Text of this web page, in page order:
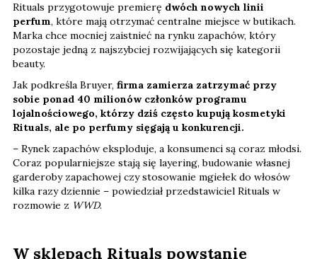
Rituals przygotowuje premierę dwóch nowych linii
perfum, które mają otrzymać centralne miejsce w butikach.
Marka chce mocniej zaistnieć na rynku zapachów, który
pozostaje jedną z najszybciej rozwijających się kategorii
beauty.
Jak podkreśla Bruyer, firma zamierza zatrzymać przy
sobie ponad 40 milionów członków programu
lojalnościowego, którzy dziś często kupują kosmetyki
Rituals, ale po perfumy sięgają u konkurencji.
– Rynek zapachów eksploduje, a konsumenci są coraz młodsi.
Coraz popularniejsze stają się layering, budowanie własnej
garderoby zapachowej czy stosowanie mgiełek do włosów
kilka razy dziennie – powiedział przedstawiciel Rituals w
rozmowie z WWD.
W sklepach Rituals powstanie